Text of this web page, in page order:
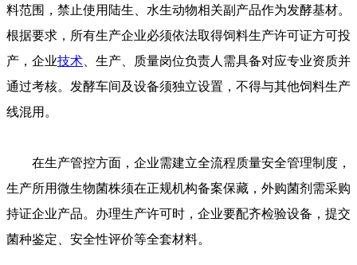
料范围，禁止使用陆生、水生动物相关副产品作为发酵基材。
根据要求，所有生产企业必须依法取得饲料生产许可证方可投
产，企业技术 、生产、质量岗位负责人需具备对应专业资质并
通过考核。发酵车间及设备须独立设置，不得与其他饲料生产
线混用。
在生产管控方面，企业需建立全流程质量安全管理制度，
生产所用微生物菌株须在正规机构备案保藏，外购菌剂需采购
持证企业产品。办理生产许可时，企业要配齐检验设备，提交
菌种鉴定、安全性评价等全套材料。